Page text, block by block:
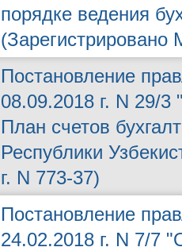
порядке ведения
Постановление
08.09.2018 г. N 29/
План счетов
Республики
г. N 773-37)
Постановление
24.02.2018 г. N 7/7